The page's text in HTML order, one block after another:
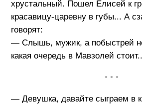
хрустальный. Пошел Елисей к
красавицу-царевну в губы... А
говорят:
— Слышь, мужик, а побыстрей
какая очередь в Мавзолей
• • •
— Девушка, давайте сыграем в